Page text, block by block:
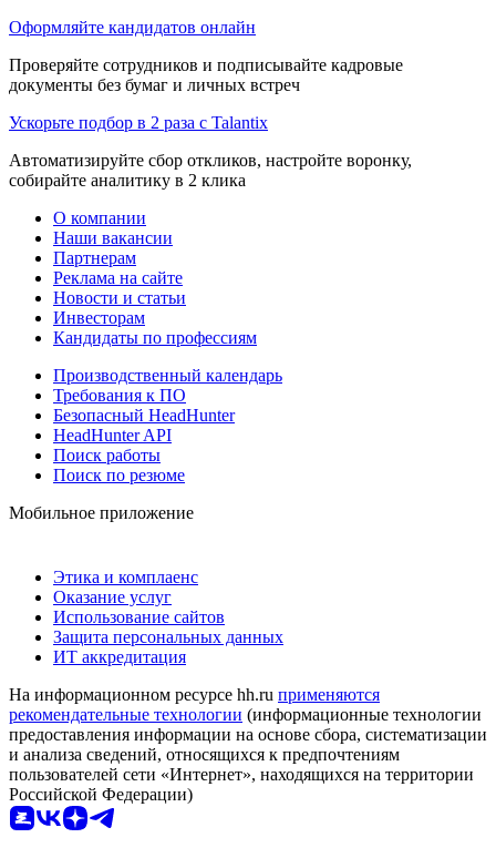
Оформляйте кандидатов онлайн
Проверяйте сотрудников и подписывайте кадровые
документы без бумаг и личных встреч
Ускорьте подбор в 2 раза с Talantix
Автоматизируйте сбор откликов, настройте воронку,
собирайте аналитику в 2 клика
О компании
Наши вакансии
Партнерам
Реклама на сайте
Новости и статьи
Инвесторам
Кандидаты по профессиям
Производственный календарь
Требования к ПО
Безопасный HeadHunter
HeadHunter API
Поиск работы
Поиск по резюме
Мобильное приложение
Этика и комплаенс
Оказание услуг
Использование сайтов
Защита персональных данных
ИТ аккредитация
На информационном ресурсе hh.ru применяются
рекомендательные технологии (информационные технологии
предоставления информации на основе сбора, систематизации
и анализа сведений, относящихся к предпочтениям
пользователей сети «Интернет», находящихся на территории
Российской Федерации)